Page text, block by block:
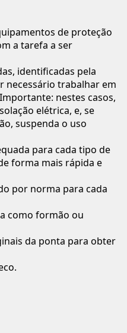
de proteção
a tarefa a ser
identificadas pela
necessário trabalhar em
nestes casos,
elétrica, e, se
suspenda o uso
para cada tipo de
forma mais rápida e
por norma para cada
como formão ou
da ponta para obter